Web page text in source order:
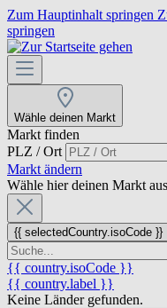
Zum Hauptinhalt springen
springen
Wähle deinen Markt
Markt finden
PLZ / Ort
Markt ändern
Wähle hier deinen Markt aus
{{ selectedCountry.isoCode }}
{{ country.isoCode }}
{{ country.label }}
Keine Länder gefunden.